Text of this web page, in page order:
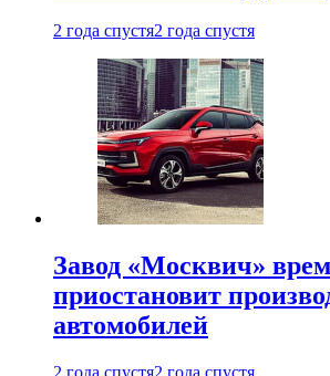
2 года спустя2 года спустя
Завод «Москвич»
приостановит
автомобилей